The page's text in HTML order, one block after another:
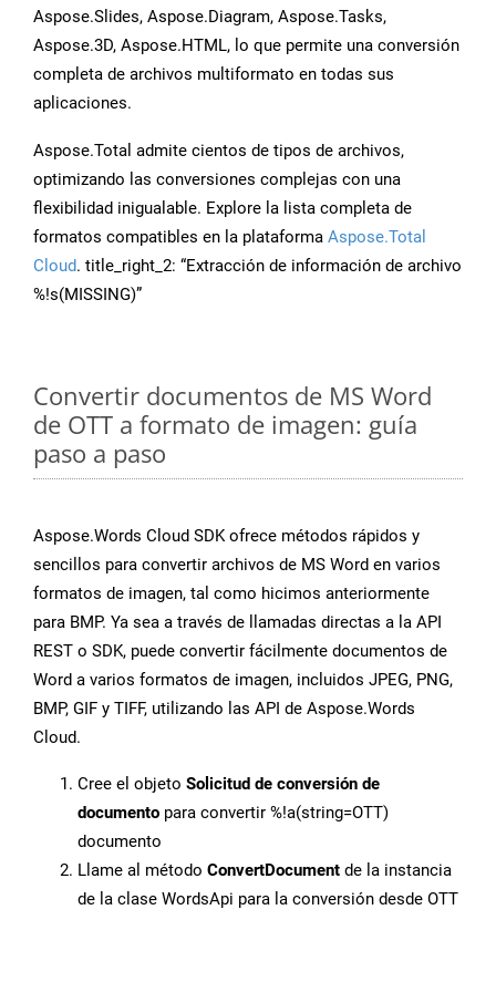
Aspose.Slides, Aspose.Diagram, Aspose.Tasks,
Aspose.3D, Aspose.HTML, lo que permite una conversión
completa de archivos multiformato en todas sus
aplicaciones.
Aspose.Total admite cientos de tipos de archivos,
optimizando las conversiones complejas con una
flexibilidad inigualable. Explore la lista completa de
formatos compatibles en la plataforma Aspose.Total
Cloud. title_right_2: “Extracción de información de archivo
%!s(MISSING)”
Convertir documentos de MS Word
de OTT a formato de imagen: guía
paso a paso
Aspose.Words Cloud SDK ofrece métodos rápidos y
sencillos para convertir archivos de MS Word en varios
formatos de imagen, tal como hicimos anteriormente
para BMP. Ya sea a través de llamadas directas a la API
REST o SDK, puede convertir fácilmente documentos de
Word a varios formatos de imagen, incluidos JPEG, PNG,
BMP, GIF y TIFF, utilizando las API de Aspose.Words
Cloud.
Cree el objeto Solicitud de conversión de
documento para convertir %!a(string=OTT)
documento
Llame al método ConvertDocument de la instancia
de la clase WordsApi para la conversión desde OTT